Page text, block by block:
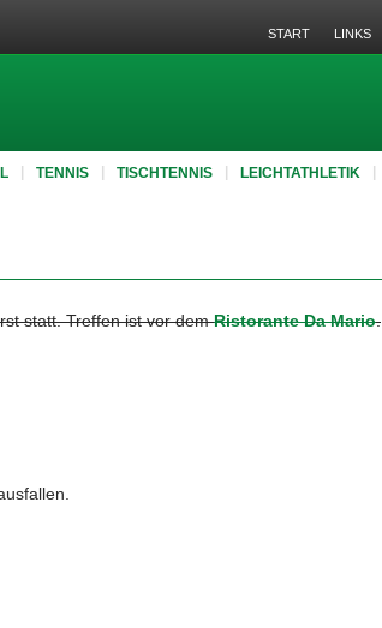
TENNIS TISCHTENNIS LEICHTATHLETIK
START LINKS
statt. Treffen ist vor demRistorante Da Mario.